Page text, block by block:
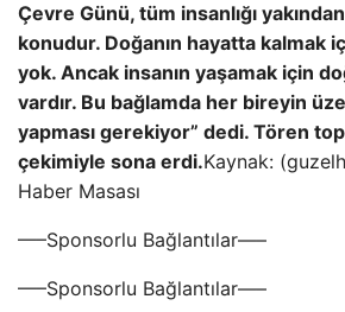
Çevre Günü, tüm insanlığı
konudur. Doğanın hayatta kalmak
yok. Ancak insanın yaşamak için
vardır. Bu bağlamda her bireyin
yapması gerekiyor” dedi. Tören
çekimiyle sona erdi.Kaynak:
Haber Masası
—–Sponsorlu Bağlantılar—–
—–Sponsorlu Bağlantılar—–